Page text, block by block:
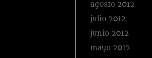
agosto 2012
julio 2012
junio 2012
mayo 2012